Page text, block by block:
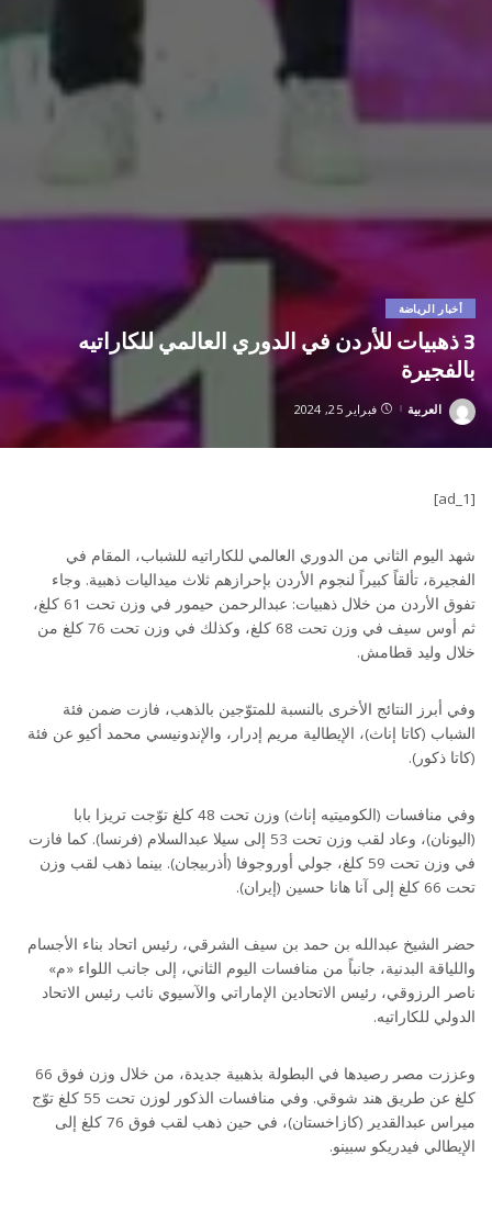
أخبار الرياضة
3 ذهبيات للأردن في الدوري العالمي للكاراتيه
بالفجيرة
Posted
العربية فبراير 25, 2024
[ad_1]
شهد اليوم الثاني من الدوري العالمي للكاراتيه للشباب، المقام في
الفجيرة، تألقاً كبيراً لنجوم الأردن بإحرازهم ثلاث ميداليات ذهبية. وجاء
تفوق الأردن من خلال ذهبيات: عبدالرحمن حيمور في وزن تحت 61 كلغ،
ثم أوس سيف في وزن تحت 68 كلغ، وكذلك في وزن تحت 76 كلغ من
خلال وليد قطامش.
وفي أبرز النتائج الأخرى بالنسبة للمتوّجين بالذهب، فازت ضمن فئة
الشباب (كاتا إناث)، الإيطالية مريم إدرار، والإندونيسي محمد أكيو عن فئة
(كاتا ذكور).
وفي منافسات (الكوميتيه إناث) وزن تحت 48 كلغ توّجت تريزا بابا
(اليونان)، وعاد لقب وزن تحت 53 إلى سيلا عبدالسلام (فرنسا). كما فازت
في وزن تحت 59 كلغ، جولي أوروجوفا (أذربيجان). بينما ذهب لقب وزن
تحت 66 كلغ إلى آنا هانا حسين (إيران).
حضر الشيخ عبدالله بن حمد بن سيف الشرقي، رئيس اتحاد بناء الأجسام
واللياقة البدنية، جانباً من منافسات اليوم الثاني، إلى جانب اللواء «م»
ناصر الرزوقي، رئيس الاتحادين الإماراتي والآسيوي نائب رئيس الاتحاد
الدولي للكاراتيه.
وعززت مصر رصيدها في البطولة بذهبية جديدة، من خلال وزن فوق 66
كلغ عن طريق هند شوقي. وفي منافسات الذكور لوزن تحت 55 كلغ توّج
ميراس عبدالقدير (كازاخستان)، في حين ذهب لقب فوق 76 كلغ إلى
الإيطالي فيدريكو سبينو.